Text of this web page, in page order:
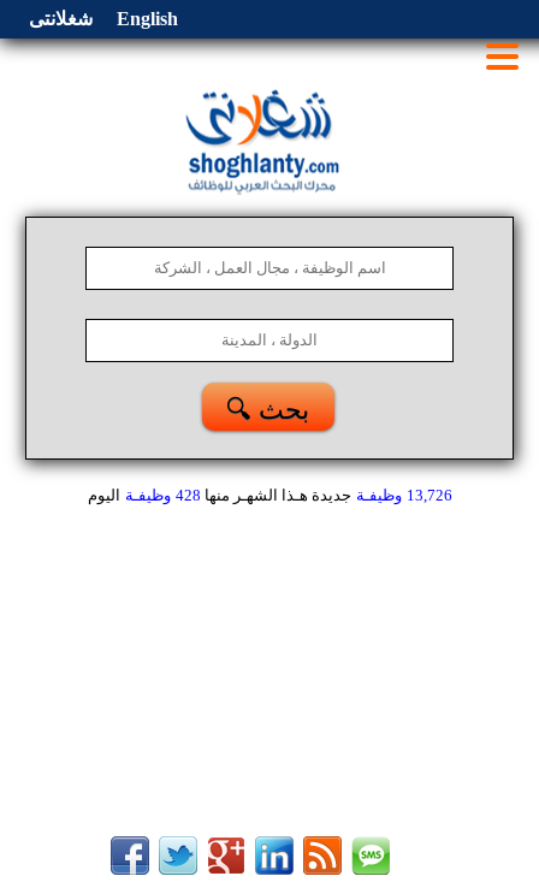
شغلانتى English
🔍 بحث
13,726 وظيفـة جديدة هـذا الشهـر منها 428 وظيفـة اليوم